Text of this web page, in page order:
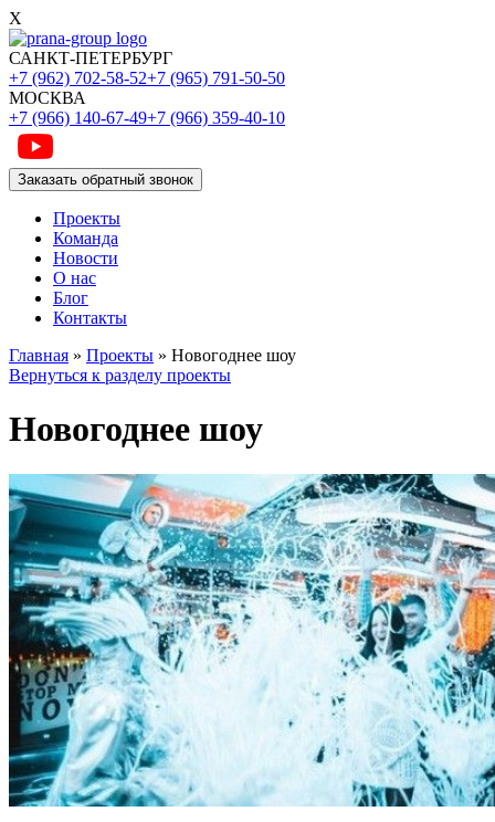
X
САНКТ-ПЕТЕРБУРГ
+7 (962) 702-58-52+7 (965) 791-50-50
МОСКВА
+7 (966) 140-67-49+7 (966) 359-40-10
Заказать обратный звонок
Проекты
Команда
Новости
О нас
Блог
Контакты
Главная » Проекты » Новогоднее шоу
Вернуться к разделу проекты
Новогоднее шоу